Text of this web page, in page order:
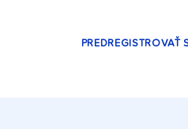
PREDREGISTROVAŤ